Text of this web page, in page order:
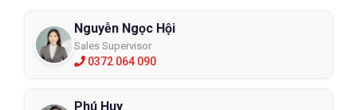
Nguyễn Ngọc Hội
Sales Supervisor
0372 064 090
Phú Huy